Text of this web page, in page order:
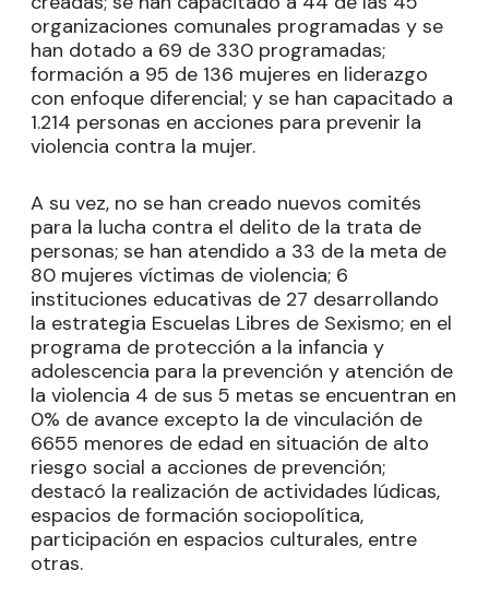
organizaciones comunales programadas y se
han dotado a 69 de 330 programadas;
formación a 95 de 136 mujeres en liderazgo
con enfoque diferencial; y se han capacitado a
1.214 personas en acciones para prevenir la
violencia contra la mujer.
A su vez, no se han creado nuevos comités
para la lucha contra el delito de la trata de
personas; se han atendido a 33 de la meta de
80 mujeres víctimas de violencia; 6
instituciones educativas de 27 desarrollando
la estrategia Escuelas Libres de Sexismo; en el
programa de protección a la infancia y
adolescencia para la prevención y atención de
la violencia 4 de sus 5 metas se encuentran en
0% de avance excepto la de vinculación de
6655 menores de edad en situación de alto
riesgo social a acciones de prevención;
destacó la realización de actividades lúdicas,
espacios de formación sociopolítica,
participación en espacios culturales, entre
otras.